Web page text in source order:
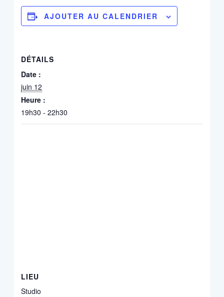
AJOUTER AU CALENDRIER
DÉTAILS
Date :
juin 12
Heure :
19h30 - 22h30
LIEU
Studio